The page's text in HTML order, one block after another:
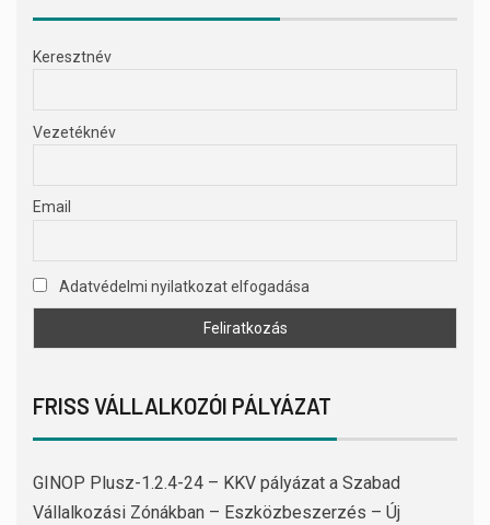
Keresztnév
Vezetéknév
Email
Adatvédelmi nyilatkozat elfogadása
FRISS VÁLLALKOZÓI PÁLYÁZAT
GINOP Plusz-1.2.4-24 – KKV pályázat a Szabad
Vállalkozási Zónákban – Eszközbeszerzés – Új